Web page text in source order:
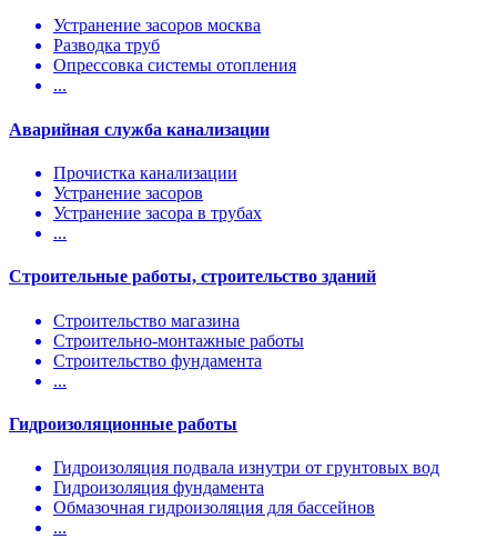
Устранение засоров москва
Разводка труб
Опрессовка системы отопления
...
Аварийная служба канализации
Прочистка канализации
Устранение засоров
Устранение засора в трубах
...
Строительные работы, строительство зданий
Строительство магазина
Строительно-монтажные работы
Строительство фундамента
...
Гидроизоляционные работы
Гидроизоляция подвала изнутри от грунтовых вод
Гидроизоляция фундамента
Обмазочная гидроизоляция для бассейнов
...